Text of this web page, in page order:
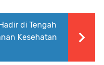
di Tengah
Kesehatan